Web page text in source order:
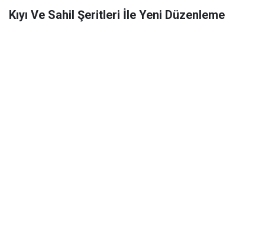
Kıyı Ve Sahil Şeritleri İle Yeni Düzenleme